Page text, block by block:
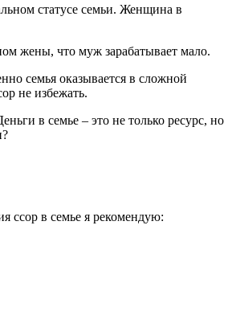
статусе семьи. Женщина в
жены, что муж зарабатывает мало.
семья оказывается в сложной
не избежать.
в семье – это не только ресурс, но
ссор в семье я рекомендую: